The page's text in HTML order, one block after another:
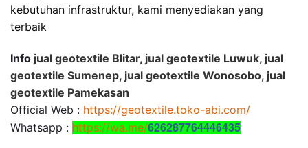
kebutuhan infrastruktur, kami menyediakan yang
terbaik
Info jual geotextile Blitar, jual geotextile Luwuk, jual
geotextile Sumenep, jual geotextile Wonosobo, jual
geotextile Pamekasan
Official Web : https://geotextile.toko-abi.com/
Whatsapp : https://wa.me/626287764446435